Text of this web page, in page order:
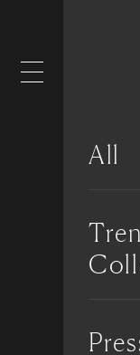
All